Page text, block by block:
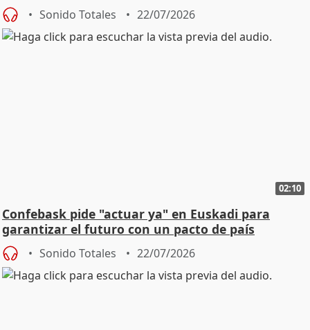
Sonido Totales 22/07/2026
02:10
Confebask pide "actuar ya" en Euskadi para
garantizar el futuro con un pacto de país
Sonido Totales 22/07/2026